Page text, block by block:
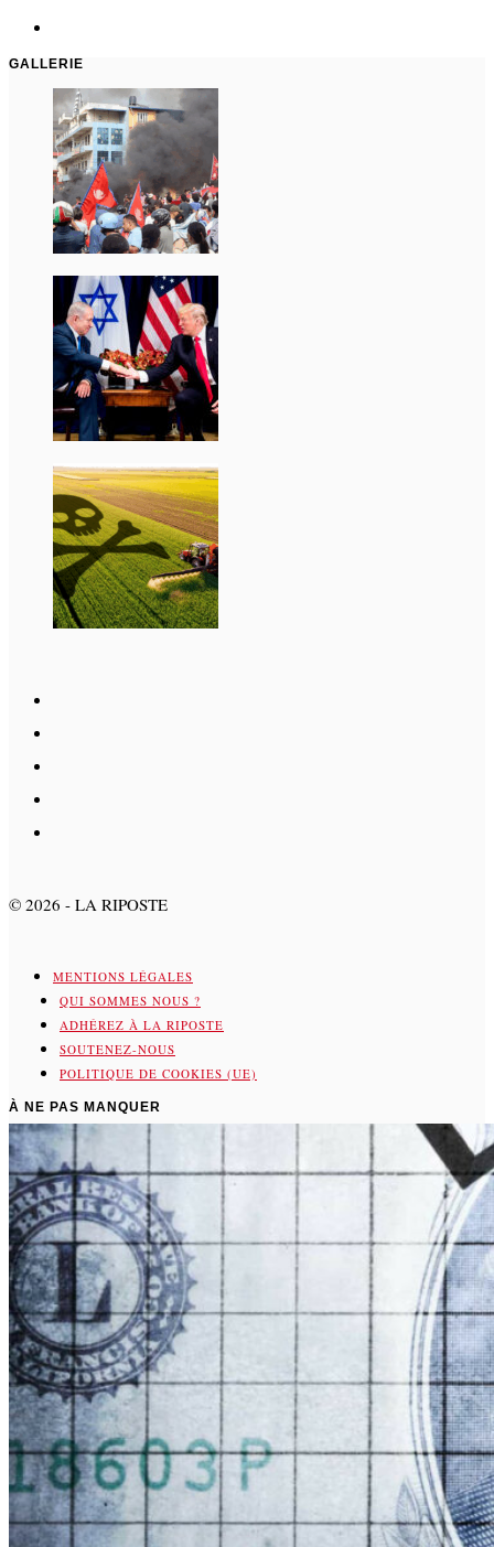
GALLERIE
© 2026 - LA RIPOSTE
MENTIONS LÉGALES
QUI SOMMES NOUS ?
ADHÉREZ À LA RIPOSTE
SOUTENEZ-NOUS
POLITIQUE DE COOKIES (UE)
À NE PAS MANQUER